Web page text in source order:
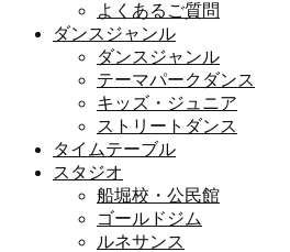
よくあるご質問
ダンスジャンル
ダンスジャンル
テーマパークダンス
キッズ・ジュニア
ストリートダンス
タイムテーブル
スタジオ
船堀校・公民館
ゴールドジム
ルネサンス